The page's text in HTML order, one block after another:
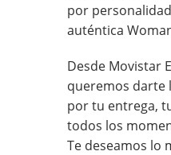
por
auténtica
Desde Movistar
queremos darte
por tu entrega,
todos los
Te deseamos lo